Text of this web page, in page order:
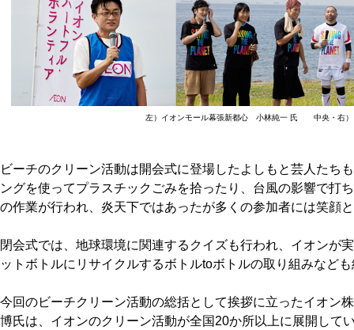
左）イオンモール幕張新都心 小林純一 氏 中央・右）
ビーチのクリーン活動は開会式に登場したよしもと芸人たち
ングを使ってプラスチックごみを拾ったり、台風の影響で打
の作業が行われ、炎天下ではあったが多くの参加者には笑顔
閉会式では、地球環境に関連するクイズも行われ、イオンが
ットボトルにリサイクルするボトルtoボトルの取り組みなど
今回のビーチクリーン活動の総括として挨拶に立ったイオ
博氏は、イオンのクリーン活動が全国20か所以上に展開して